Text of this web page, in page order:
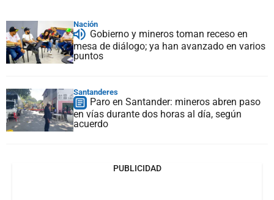
Nación
Gobierno y mineros toman receso en
mesa de diálogo; ya han avanzado en varios
puntos
Santanderes
Paro en Santander: mineros abren paso
en vías durante dos horas al día, según
acuerdo
PUBLICIDAD